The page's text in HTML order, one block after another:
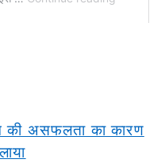
की असफलता का कारण